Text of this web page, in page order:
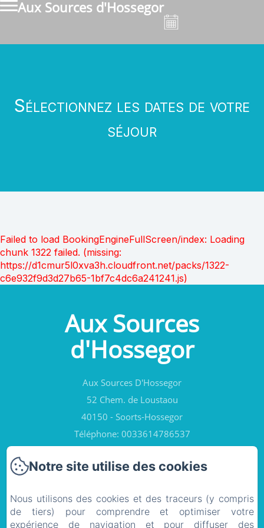
Aux Sources d'Hossegor
Sélectionnez les dates de votre
séjour
Failed to load BookingEngineFullScreen/index: Loading
chunk 1322 failed. (missing:
https://d1cmur5l0xva3h.cloudfront.net/packs/1322-
c6e932f9d3d27b65-1bf7c4dc6a241241.js)
Aux Sources
d'Hossegor
Aux Sources D'Hossegor
52 Chem. de Loustaou
40150 - Soorts-Hossegor
Téléphone: 0033614786537
Accueil
Notre site utilise des cookies
Nous utilisons des cookies et des traceurs (y compris
de tiers) pour comprendre et optimiser votre
expérience de navigation et pour diffuser des